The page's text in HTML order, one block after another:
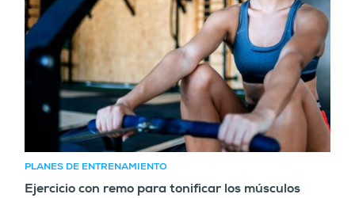
PLANES DE ENTRENAMIENTO
Ejercicio con remo para tonificar los músculos